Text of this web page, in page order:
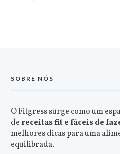
SOBRE NÓS
O Fitgress surge como um
dereceitas fit e fáceis de
melhores dicas para uma
equilibrada.